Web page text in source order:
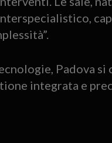
Padova
integrata e